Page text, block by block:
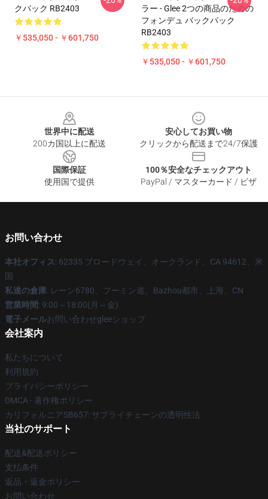
クパック RB2403
￥535,050 - ￥601,750
ラー - Glee 2つの商品のための
フォンデュ バックパック
RB2403
￥535,050 - ￥601,750
世界中に配送
200カ国以上に配送
安心してお買い物
クリックから配送まで24/7保護
国際保証
使用国で提供
100％安全なチェックアウト
PayPal / マスターカード / ビザ
お問い合わせ
本社オフィス: 62335 ブロードウェイ、オークランド、CA 94612、米
国
私達の倉庫: レーン6780、フーミン道、Bazhou都市、上海、CN
営業時間: 9:00～18:00(月～金)
電子メールお問い合わせgleeショップ
会社案内
私たちについて
利用規約
プライバシーポリシー
DMCA - 著作権ポリシー
カリフォルニアSB657: サプライチェーンの透明性法
当社のサポート
配送&配送ポリシー
支払条件
返品・返金ポリシー
お問い合わせ